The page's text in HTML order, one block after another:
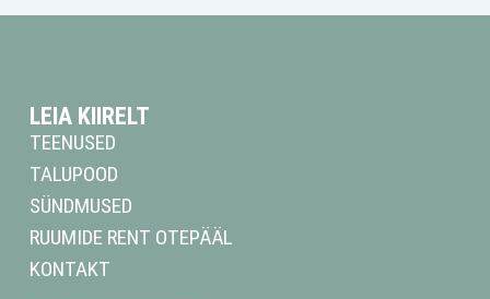
LEIA KIIRELT
TEENUSED
TALUPOOD
SÜNDMUSED
RUUMIDE RENT OTEPÄÄL
KONTAKT